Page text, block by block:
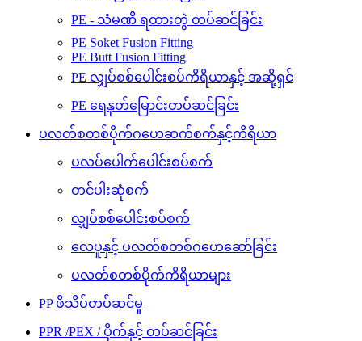
PE - သံမဏိ ရထားတွဲ တပ်ဆင်ခြင်း
PE Soket Fusion Fitting
PE Butt Fusion Fitting
PE လျှပ်စစ်ပေါင်းစပ်ကိရိယာနှင့် အဆို့ရှင်
PE ရေနုတ်မြောင်းတပ်ဆင်ခြင်း
ပလတ်စတစ်ပိုက်ဂဟေဆက်စက်နှင့်ကိရိယာ
ပလပ်ပေါက်ပေါင်းစပ်စက်
တင်ပါးဆုံစက်
လျှပ်စစ်ပေါင်းစပ်စက်
လေပူနှင့် ပလတ်စတစ်ဂဟေဆော်ခြင်း
ပလတ်စတစ်ပိုက်ကိရိယာများ
PP ဖိသိပ်တပ်ဆင်မှု
PPR /PEX / ပိုက်နှင့် တပ်ဆင်ခြင်း